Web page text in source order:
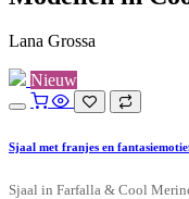
Lana Grossa
Nieuw
Sjaal met franjes en
Sjaal in Farfalla & Cool